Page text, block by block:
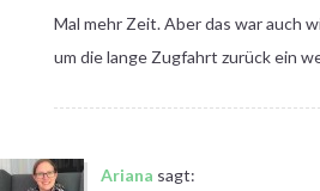
Mal mehr Zeit. Aber das war auch
um die lange Zugfahrt zurück ein
Ariana sagt: